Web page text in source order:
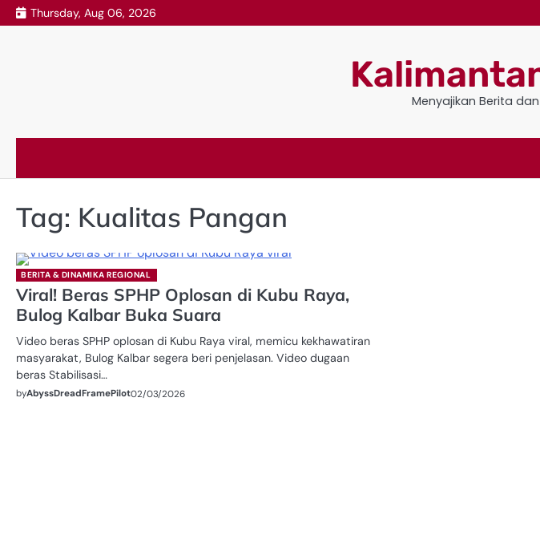
Skip
to
Thursday, Aug 06, 2026
Menyajikan Berita
Tag: Kualitas Pangan
BERITA & DINAMIKA REGIONAL
Viral! Beras SPHP Oplosan di Kubu Raya,
Bulog Kalbar Buka Suara
Video beras SPHP oplosan di Kubu Raya viral, memicu kekhawatiran
masyarakat, Bulog Kalbar segera beri penjelasan. Video dugaan
beras Stabilisasi…
byAbyssDreadFramePilot02/03/2026